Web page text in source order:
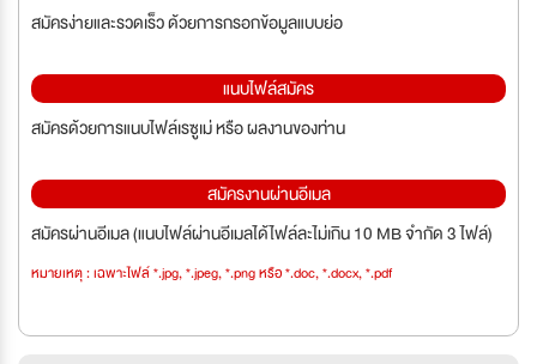
สมัครง่ายและรวดเร็ว ด้วยการกรอกข้อมูลแบบย่อ
แนบไฟล์สมัคร
สมัครด้วยการแนบไฟล์เรซูเม่ หรือ ผลงานของท่าน
สมัครงานผ่านอีเมล
สมัครผ่านอีเมล (แนบไฟล์ผ่านอีเมลได้ไฟล์ละไม่เกิน 10 MB จำกัด 3 ไฟล์)
หมายเหตุ : เฉพาะไฟล์ *.jpg, *.jpeg, *.png หรือ *.doc, *.docx, *.pdf